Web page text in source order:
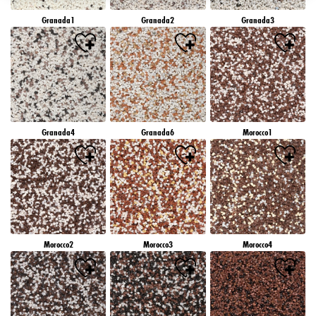
Granada1 Granada2 Granada3
Granada4 Granada6 Morocco1
Morocco2 Morocco3 Morocco4
záujmov), na tejto webovej lokalite a v iných médiách (tretích strán) prostredníctvom
zariadení, ktoré boli pridelené vám alebo vašej domácnosti, ako aj na meranie a
optimalizáciu úspešnosti reklamných kampaní..
Viac informácií o spracovaní vašich údajov nájdete v našom vyhlásení o ochrane
údajov, ktoré je uvedené v pätičke (časť "Cookies, pixely, odtlačky prstov a podobné
technológie"). Svoj súhlas môžete kedykoľvek odvolať s účinnosťou do budúcnosti
vypnutím súborov cookie na našej webovej stránke v časti "Nastavenia súborov cookie"
prepojenej v pätičke. Ďalšie informácie týkajúce sa súborov cookie používaných na tejto
webovej lokalite, najmä doby ich uchovávania, nájdete v podrobných informáciách o
jednotlivých súboroch cookie, ktoré sú k dispozícii po kliknutí na tlačidlo "upraviť"
nižšie".
Ak kliknete na "Upraviť", môžete nájsť viac informácií o spracovaní vašich
údajov/používaní súborov cookie a povoliť ich na jeden alebo viacero vyššie
uvedených účelov. Kliknutím na "Prijať všetko" súhlasíte s používaním súborov cookie,
ako aj so spracovaním vašich osobných údajov na všetky vyššie uvedené účely. Ak
kliknete na "Odmietnuť", budú sa používať len súbory cookie, ktoré sú technicky
nevyhnutné na poskytovanie tejto webovej stránky.